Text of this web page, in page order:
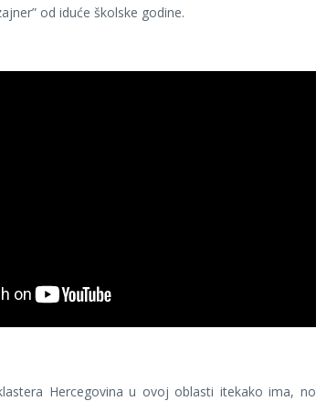
od iduće školske godine.
Hercegovina u ovoj oblasti itekako ima, no